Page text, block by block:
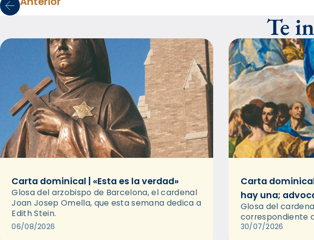
Te
Carta dominical | «Esta es la verdad»
Glosa del arzobispo de Barcelona, el cardenal
Joan Josep Omella, que esta semana dedica a
Edith Stein.
06/08/2026
Carta
hay una;
Glosa del
correspondiente
30/07/2026